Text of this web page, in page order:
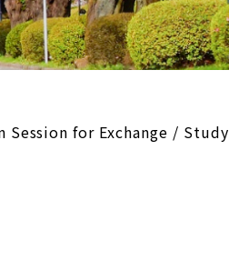
Session for Exchange / Study